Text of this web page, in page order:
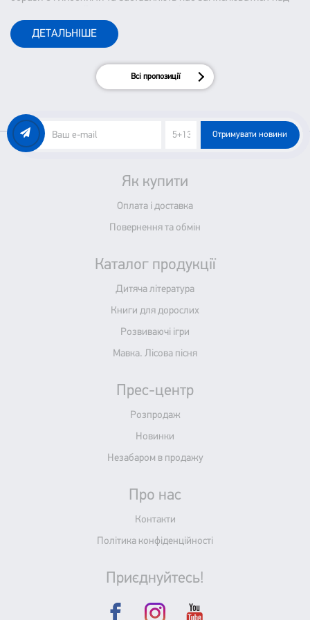
ДЕТАЛЬНІШЕ
Всі пропозиції
Отримувати новини
Як купити
Оплата і доставка
Повернення та обмін
Каталог продукції
Дитяча література
Книги для дорослих
Розвиваючі ігри
Мавка. Лісова пісня
Прес-центр
Розпродаж
Новинки
Незабаром в продажу
Про нас
Контакти
Політика конфіденційності
Приєднуйтесь!